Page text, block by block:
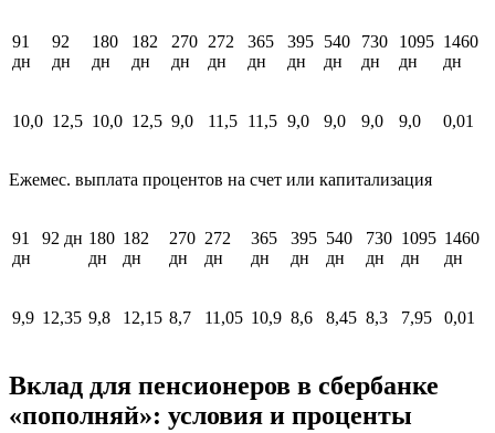
91
дн
92
дн
180
дн
182
дн
270
дн
272
дн
365
дн
395
дн
540
дн
730
дн
1095
дн
1460
дн
10,0 12,5 10,0 12,5 9,0 11,5 11,5 9,0 9,0 9,0 9,0 0,01
Ежемес. выплата процентов на счет или капитализация
91
дн
92 дн 180
дн
182
дн
270
дн
272
дн
365
дн
395
дн
540
дн
730
дн
1095
дн
1460
дн
9,9 12,35 9,8 12,15 8,7 11,05 10,9 8,6 8,45 8,3 7,95 0,01
Вклад для пенсионеров в сбербанке
«пополняй»: условия и проценты